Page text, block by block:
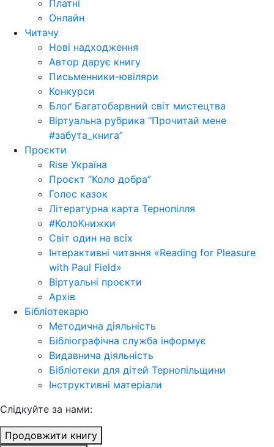
Платні
Онлайн
Читачу
Нові надходження
Автор дарує книгу
Письменники-ювіляри
Конкурси
Блоґ Багатобарвний світ мистецтва
Віртуальна рубрика “Прочитай мене
#забута_книга”
Проєкти
Rise Україна
Проєкт “Коло добра”
Голос казок
Літературна карта Тернопілля
#КолоКнижки
Світ один на всіх
Інтерактивні читання «Reading for Pleasure
with Paul Field»
Віртуальні проєкти
Архів
Бібліотекарю
Методична діяльність
Бібліографічна служба інформує
Видавнича діяльність
Бібліотеки для дітей Тернопільщини
Інструктивні матеріали
Cлідкуйте за нами:
Продовжити книгу